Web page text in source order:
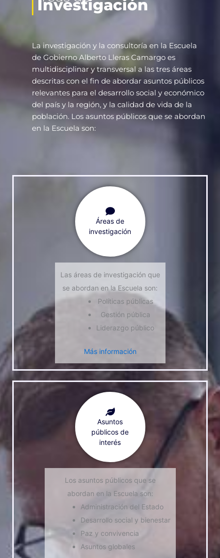
Investigación
La investigación y la consultoría en la Escuela
de Gobierno Alberto Lleras Camargo es
multidisciplinar y transversal a las tres áreas
descritas con el fin de abordar asuntos públicos
relevantes para el desarrollo social y económico
del país y la región, y la calidad de vida de la
población. Los asuntos públicos que se abordan
en la Escuela son:
Áreas de
investigación
Las áreas de investigación que
se abordan en la Escuela son:
Políticas públicas
Gestión pública
Liderazgo público
Más información
Asuntos
públicos de
interés
Los asuntos públicos que se
abordan en la Escuela son:
Administración del Estado
Desarrollo social y bienestar
Paz y convivencia
Asuntos globales